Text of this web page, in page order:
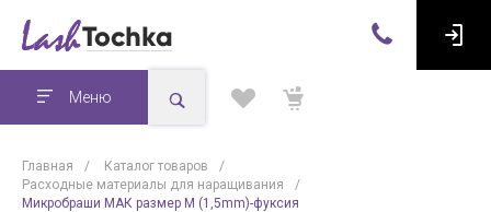
Меню
Главная / Каталог товаров
/
Расходные материалы для наращивания
/
Микробраши МАК размер M (1,5mm)-фуксия